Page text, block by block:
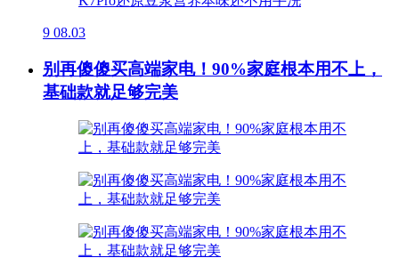
9 08.03
别再傻傻买高端家电！90%家庭根本用不上，
基础款就足够完美